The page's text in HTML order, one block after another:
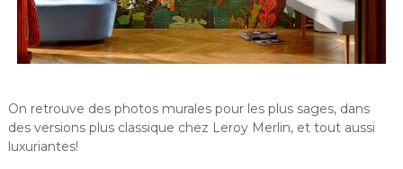
On retrouve des photos murales pour les plus sages, dans
des versions plus classique chez Leroy Merlin, et tout aussi
luxuriantes!